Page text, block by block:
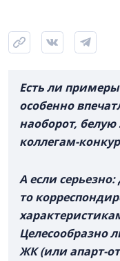
Есть ли
особенно
наоборот,
коллегам-
А если
то
Целесообразно
ЖК (или апарт-